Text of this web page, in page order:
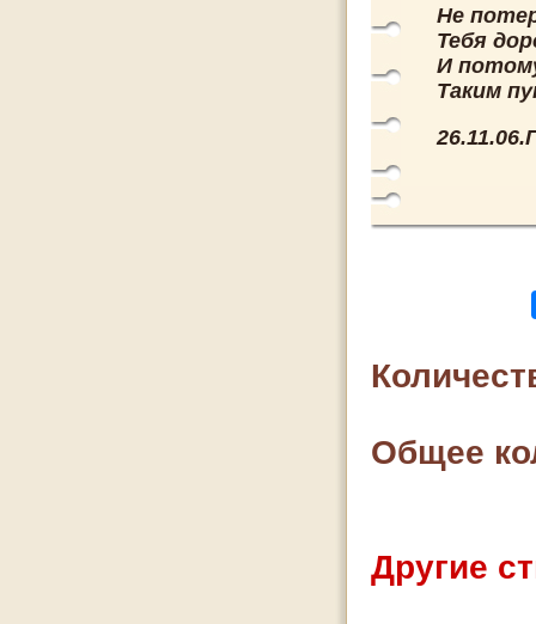
Не
Тебя
И
Таким
Общее
Другие